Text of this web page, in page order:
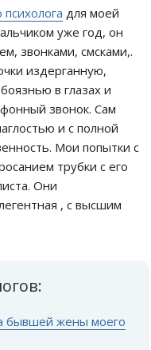
для моей
уже год, он
звонками, смсками,.
издерганную,
в глазах и
звонок. Сам
и с полной
Мои попытки с
трубки с его
Они
, с высшим
бывшей жены моего